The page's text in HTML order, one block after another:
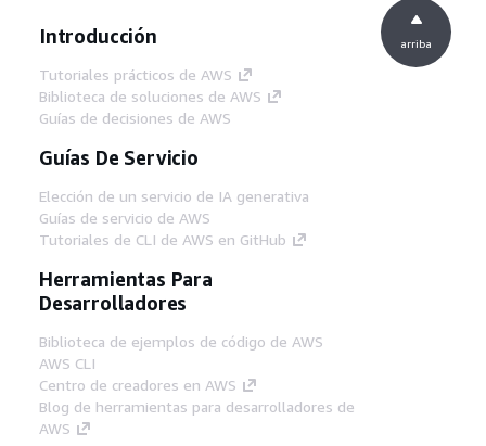
Introducción
Tutoriales prácticos de AWS
Biblioteca de soluciones de AWS
Guías de decisiones de AWS
Guías De Servicio
Elección de un servicio de IA generativa
Guías de servicio de AWS
Tutoriales de CLI de AWS en GitHub
Herramientas Para
Desarrolladores
Biblioteca de ejemplos de código de AWS
AWS CLI
Centro de creadores en AWS
Blog de herramientas para desarrolladores de
AWS
arriba